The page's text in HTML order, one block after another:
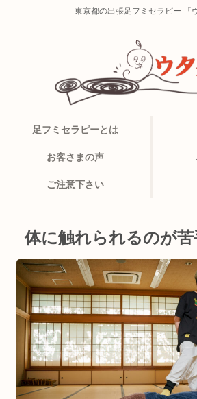
東京都の出張足フミセラピー 「
足フミセラピーとは
お客さまの声
ご注意下さい
体に触れられるのが苦